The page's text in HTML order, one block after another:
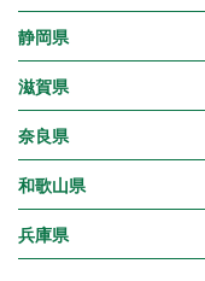
静岡県
滋賀県
奈良県
和歌山県
兵庫県